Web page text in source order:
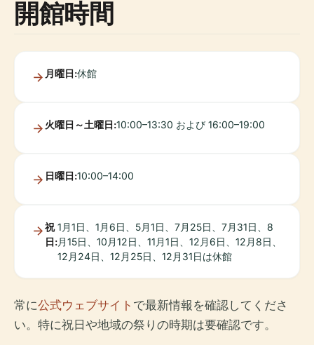
開館時間
月曜日:休館
火曜日～土曜日:10:00–13:30 および 16:00–19:00
日曜日:10:00–14:00
祝
日:
1月1日、1月6日、5月1日、7月25日、7月31日、8
月15日、10月12日、11月1日、12月6日、12月8日、
12月24日、12月25日、12月31日は休館
常に公式ウェブサイト で最新情報を確認してくださ
い。特に祝日や地域の祭りの時期は要確認です。